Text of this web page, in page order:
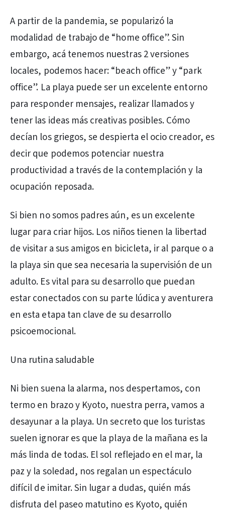
A partir de la pandemia, se popularizó la
modalidad de trabajo de “home office”. Sin
embargo, acá tenemos nuestras 2 versiones
locales, podemos hacer: “beach office” y “park
office”. La playa puede ser un excelente entorno
para responder mensajes, realizar llamados y
tener las ideas más creativas posibles. Cómo
decían los griegos, se despierta el ocio creador, es
decir que podemos potenciar nuestra
productividad a través de la contemplación y la
ocupación reposada.
Si bien no somos padres aún, es un excelente
lugar para criar hijos. Los niños tienen la libertad
de visitar a sus amigos en bicicleta, ir al parque o a
la playa sin que sea necesaria la supervisión de un
adulto. Es vital para su desarrollo que puedan
estar conectados con su parte lúdica y aventurera
en esta etapa tan clave de su desarrollo
psicoemocional.
Una rutina saludable
Ni bien suena la alarma, nos despertamos, con
termo en brazo y Kyoto, nuestra perra, vamos a
desayunar a la playa. Un secreto que los turistas
suelen ignorar es que la playa de la mañana es la
más linda de todas. El sol reflejado en el mar, la
paz y la soledad, nos regalan un espectáculo
difícil de imitar. Sin lugar a dudas, quién más
disfruta del paseo matutino es Kyoto, quién